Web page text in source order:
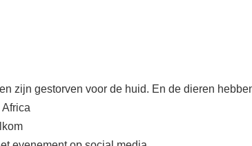
zijn gestorven voor de huid. En de dieren